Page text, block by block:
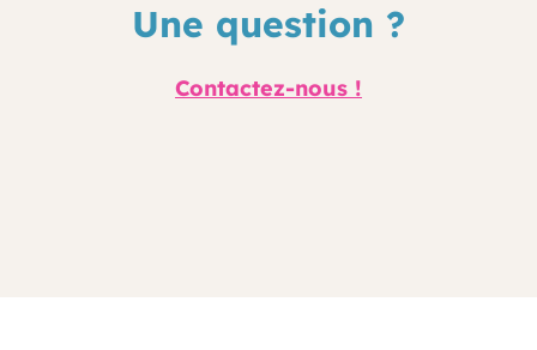
Une question ?
Contactez-nous !